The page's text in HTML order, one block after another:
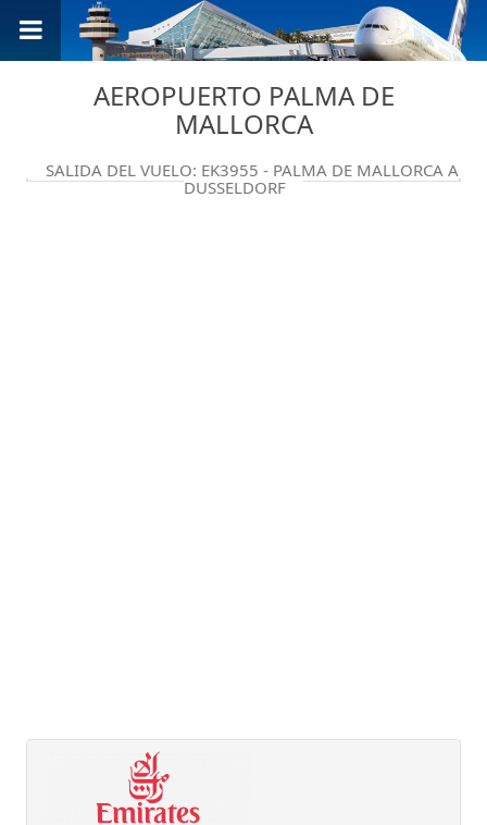
AEROPUERTO PALMA DE
MALLORCA
SALIDA DEL VUELO: EK3955 - PALMA DE MALLORCA A
DUSSELDORF